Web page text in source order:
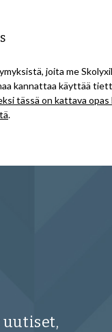
joita me
kannattaa käyttää
tässä on kattava opas
.